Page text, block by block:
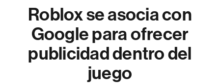
Roblox se asocia con
Google para ofrecer
publicidad dentro del
juego